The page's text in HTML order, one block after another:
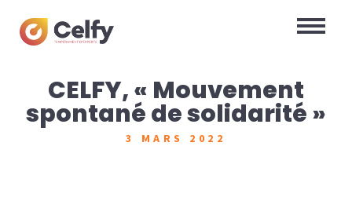
CELFY, « Mouvement
spontané de solidarité »
3 MARS 2022